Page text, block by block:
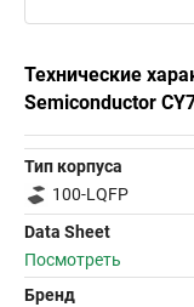
Технические
Semiconductor
Тип корпуса
100-LQFP
Data Sheet
Посмотреть
Бренд